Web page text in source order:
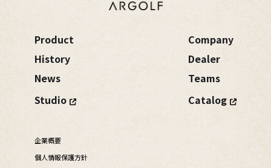
Product
History
News
Studio
Company
Dealer
Teams
Catalog
企業概要
個人情報保護方針